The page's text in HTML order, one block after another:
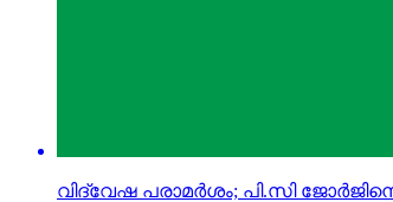
വിദ്വേഷ പരാമര്‍ശം; പി.സി